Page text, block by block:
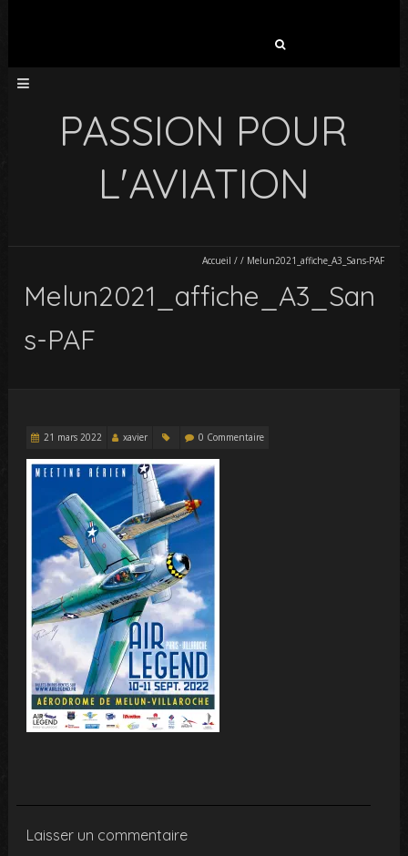
PASSION POUR
L'AVIATION
Accueil / / Melun2021_affiche_A3_Sans-PAF
Melun2021_affiche_A3_San
s-PAF
21 mars 2022 xavier 0 Commentaire
Laisser un commentaire